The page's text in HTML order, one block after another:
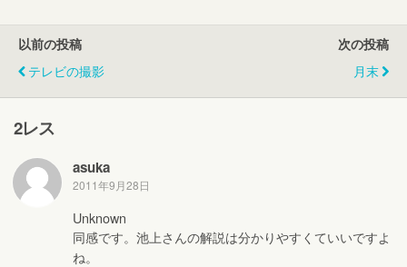
以前の投稿
テレビの撮影
次の投稿
月末
2レス
asuka
2011年9月28日
Unknown
同感です。池上さんの解説は分かりやすくていいですよ
ね。